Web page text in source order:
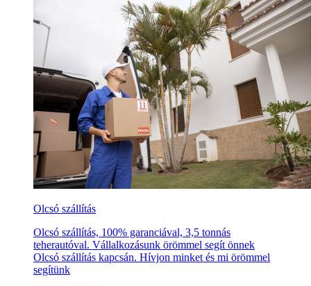
Olcsó szállítás
Olcsó szállítás, 100% garanciával, 3,5 tonnás
teherautóval. Vállalkozásunk örömmel segít önnek
Olcsó szállítás kapcsán. Hívjon minket és mi örömmel
segítünk